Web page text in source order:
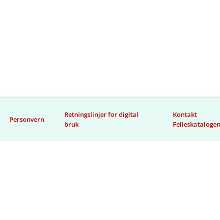
Personvern
Retningslinjer for digital
bruk
Kontakt
Felleskatalogen